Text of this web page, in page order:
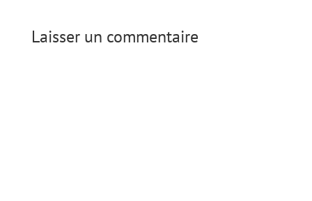
Laisser un commentaire